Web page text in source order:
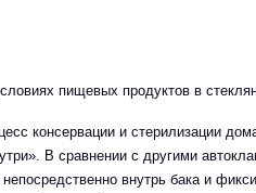
пищевых продуктов в
консервации и стерилизации
В сравнении с другими
внутрь бака и